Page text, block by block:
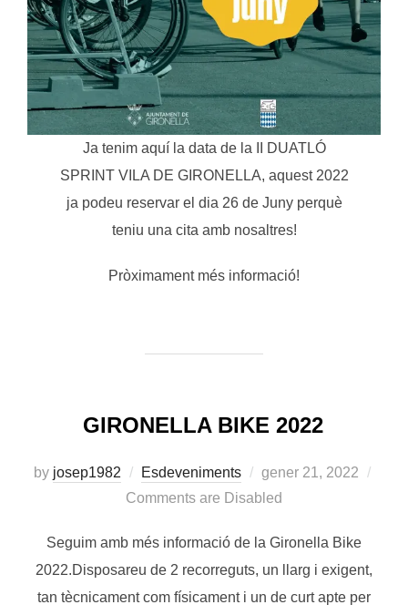
Ja tenim aquí la data de la II DUATLÓ
SPRINT VILA DE GIRONELLA, aquest 2022
ja podeu reservar el dia 26 de Juny perquè
teniu una cita amb nosaltres!
Pròximament més informació!
GIRONELLA BIKE 2022
by josep1982 Esdeveniments
Posted
on
gener 21, 2022
Comments are Disabled
Seguim amb més informació de la Gironella Bike
2022.Disposareu de 2 recorreguts, un llarg i exigent,
tan tècnicament com físicament i un de curt apte per